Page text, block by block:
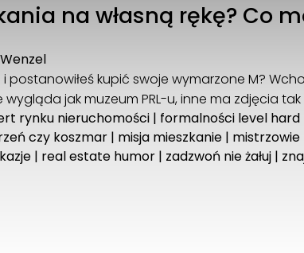
na własną rękę? Co
postanowiłeś kupić swoje wymarzone M?
jak muzeum PRL-u, inne ma zdjęcia tak
rynku nieruchomości| formalności level hard
czy koszmar| misja mieszkanie| mistrzowie
| real estate humor| zadzwoń nie żałuj|